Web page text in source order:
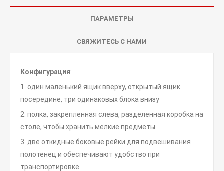
ПАРАМЕТРЫ
СВЯЖИТЕСЬ С НАМИ
Конфигурация:
1. один маленький ящик вверху, открытый ящик
посередине, три одинаковых блока внизу
2. полка, закрепленная слева, разделенная коробка на
столе, чтобы хранить мелкие предметы
3. две откидные боковые рейки для подвешивания
полотенец и обеспечивают удобство при
транспортировке